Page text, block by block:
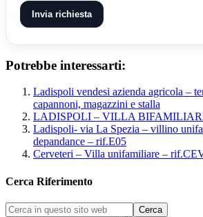
Invia richiesta
Potrebbe interessarti:
Ladispoli vendesi azienda agricola –
capannoni, magazzini e stalla
LADISPOLI – VILLA
Ladispoli- via La Spezia – villino
depandance – rif.E05
Cerveteri – Villa unifamiliare –
Cerca Riferimento